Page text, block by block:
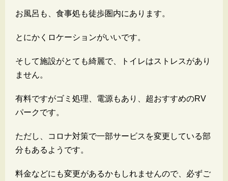
お風呂も、食事処も徒歩圏内にあります。
とにかくロケーションがいいです。
そして施設がとても綺麗で、トイレはストレスがあり
ません。
有料ですがゴミ処理、電源もあり、超おすすめのRV
パークです。
ただし、コロナ対策で一部サービスを変更している部
分もあるようです。
料金などにも変更があるかもしれませんので、必ずご